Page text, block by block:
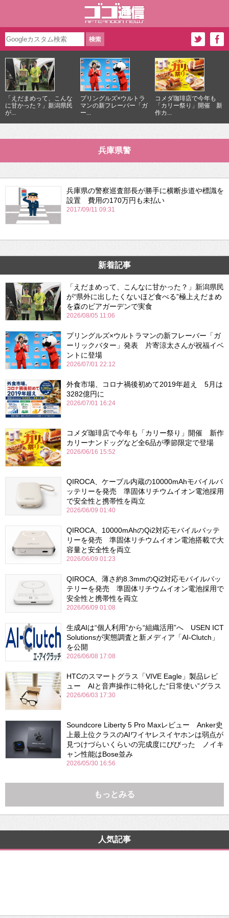
「えだまめって、こんな
に甘かった？」新潟県民
が...
プリングルズ×ウルトラ
マンの新フレーバー「ガ
ー...
コメダ珈琲店で今年も
「カリー祭り」開催 新
作カ...
兵庫県警
兵庫県の警察巡査部長が勝手に横断歩道や標識を
設置 費用の170万円も未払い
2017/09/11 09:31
新着記事
「えだまめって、こんなに甘かった？」新潟県民
が“県外に出したくないほど食べる”極上えだまめ
を森のビアガーデンで実食
2026/08/05 11:06
プリングルズ×ウルトラマンの新フレーバー「ガ
ーリックバター」発表 片寄涼太さんが祝福イベ
ントに登場
2026/07/01 22:12
外食市場、コロナ禍後初めて2019年超え 5月は
3282億円に
2026/07/01 16:24
コメダ珈琲店で今年も「カリー祭り」開催 新作
カリーナンドッグなど全6品が季節限定で登場
2026/06/16 15:52
QIROCA、ケーブル内蔵の10000mAhモバイルバ
ッテリーを発売 準固体リチウムイオン電池採用
で安全性と携帯性を両立
2026/06/09 01:40
QIROCA、10000mAhのQi2対応モバイルバッテ
リーを発売 準固体リチウムイオン電池搭載で大
容量と安全性を両立
2026/06/09 01:23
QIROCA、薄さ約8.3mmのQi2対応モバイルバッ
テリーを発売 準固体リチウムイオン電池採用で
安全性と携帯性を両立
2026/06/09 01:08
生成AIは“個人利用”から“組織活用”へ USEN ICT
Solutionsが実態調査と新メディア「AI-Clutch」
を公開
2026/06/08 17:08
HTCのスマートグラス「VIVE Eagle」製品レビ
ュー AIと音声操作に特化した“日常使い”グラス
2026/06/03 17:30
Soundcore Liberty 5 Pro Maxレビュー Anker史
上最上位クラスのAIワイヤレスイヤホンは弱点が
見つけづらいくらいの完成度にびびった ノイキ
ャン性能はBose並み
2026/05/30 16:56
もっとみる
人気記事